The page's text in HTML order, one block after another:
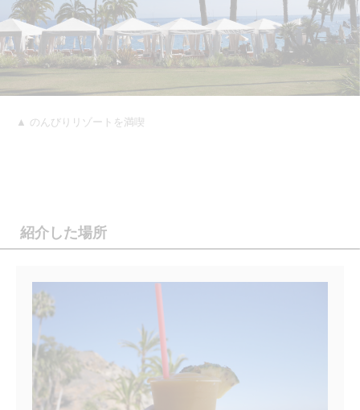
▲ のんびりリゾートを満喫
紹介した場所